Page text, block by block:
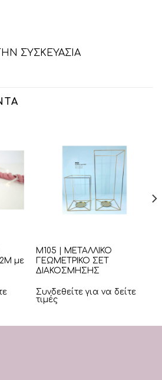
ΣΥΣΚΕΥΑΣΙΑ
με
Μ105 | ΜΕΤΑΛΛΙΚΟ
ΓΕΩΜΕΤΡΙΚΟ ΣΕΤ
ΔΙΑΚΟΣΜΗΣΗΣ
Συνδεθείτε για να δείτε
τιμές